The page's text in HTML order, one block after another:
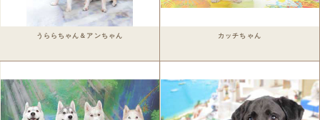
うららちゃん＆アンちゃん カッチちゃん
Contact
Staff blog
ワンちゃん写真集